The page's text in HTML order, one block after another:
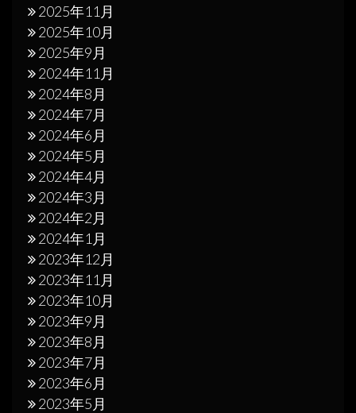
2025年11月
2025年10月
2025年9月
2024年11月
2024年8月
2024年7月
2024年6月
2024年5月
2024年4月
2024年3月
2024年2月
2024年1月
2023年12月
2023年11月
2023年10月
2023年9月
2023年8月
2023年7月
2023年6月
2023年5月